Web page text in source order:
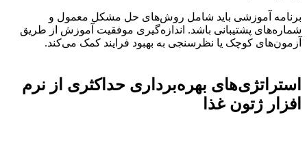
برنامه آموزشی باید شامل روش‌های حل مشکل معمول و
شماره‌های پشتیبانی باشد. اندازه‌گیری موفقیت آموزش از طریق
آزمون‌های کوچک یا نظرسنجی به بهبود فرایند کمک می‌کند.
استراتژی‌های بهره‌برداری حداکثری از نرم
افزار ژتون غذا